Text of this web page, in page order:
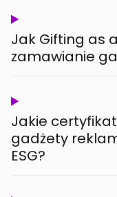
Jak Gifting as
zamawianie
Jakie
gadżety
ESG?